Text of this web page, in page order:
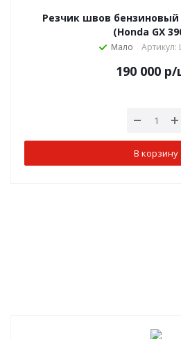
Резчик швов бензиновый
(Honda GX
Мало
190 000 р/
В корзину